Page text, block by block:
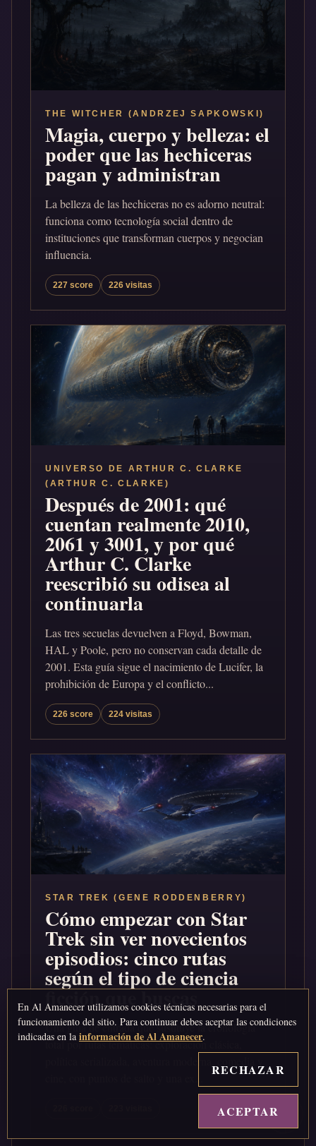
THE WITCHER (ANDRZEJ SAPKOWSKI)
Magia, cuerpo y belleza: el
poder que las hechiceras
pagan y administran
La belleza de las hechiceras no es adorno neutral:
funciona como tecnología social dentro de
instituciones que transforman cuerpos y negocian
influencia.
227 score 226 visitas
UNIVERSO DE ARTHUR C. CLARKE
(ARTHUR C. CLARKE)
Después de 2001: qué
cuentan realmente 2010,
2061 y 3001, y por qué
Arthur C. Clarke
reescribió su odisea al
continuarla
Las tres secuelas devuelven a Floyd, Bowman,
HAL y Poole, pero no conservan cada detalle de
2001. Esta guía sigue el nacimiento de Lucifer, la
prohibición de Europa y el conflicto...
226 score 224 visitas
STAR TREK (GENE RODDENBERRY)
Cómo empezar con Star
Trek sin ver novecientos
episodios: cinco rutas
según el tipo de ciencia
ficción que buscas
Una guía de entrada que sustituye la cronología
total por rutas temáticas: exploración clásica,
En Al Amanecer utilizamos cookies técnicas necesarias para el
funcionamiento del sitio. Para continuar debes aceptar las condiciones
indicadas en la información de Al Amanecer.
RECHAZAR
ACEPTAR